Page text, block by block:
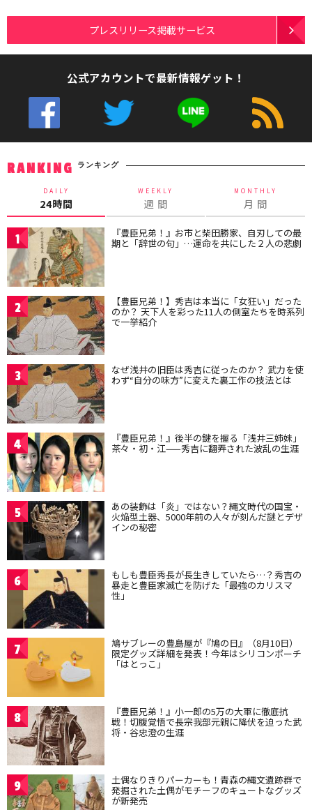
プレスリリース掲載サービス
公式アカウントで最新情報ゲット！
RANKING ランキング
DAILY
24時間
WEEKLY
週 間
MONTHLY
月 間
1 『豊臣兄弟！』お市と柴田勝家、自刃しての最
期と「辞世の句」…運命を共にした２人の悲劇
2 【豊臣兄弟！】秀吉は本当に「女狂い」だった
のか？ 天下人を彩った11人の側室たちを時系列
で一挙紹介
3 なぜ浅井の旧臣は秀吉に従ったのか？ 武力を使
わず“自分の味方”に変えた裏工作の技法とは
4 『豊臣兄弟！』後半の鍵を握る「浅井三姉妹」
茶々・初・江——秀吉に翻弄された波乱の生涯
5 あの装飾は「炎」ではない？縄文時代の国宝・
火焔型土器、5000年前の人々が刻んだ謎とデザ
インの秘密
6 もしも豊臣秀長が長生きしていたら…？秀吉の
暴走と豊臣家滅亡を防げた「最強のカリスマ
性」
7 鳩サブレーの豊島屋が『鳩の日』（8月10日）
限定グッズ詳細を発表！今年はシリコンポーチ
「はとっこ」
8 『豊臣兄弟！』小一郎の5万の大軍に徹底抗
戦！切腹覚悟で長宗我部元親に降伏を迫った武
将・谷忠澄の生涯
9 土偶なりきりパーカーも！青森の縄文遺跡群で
発掘された土偶がモチーフのキュートなグッズ
が新発売